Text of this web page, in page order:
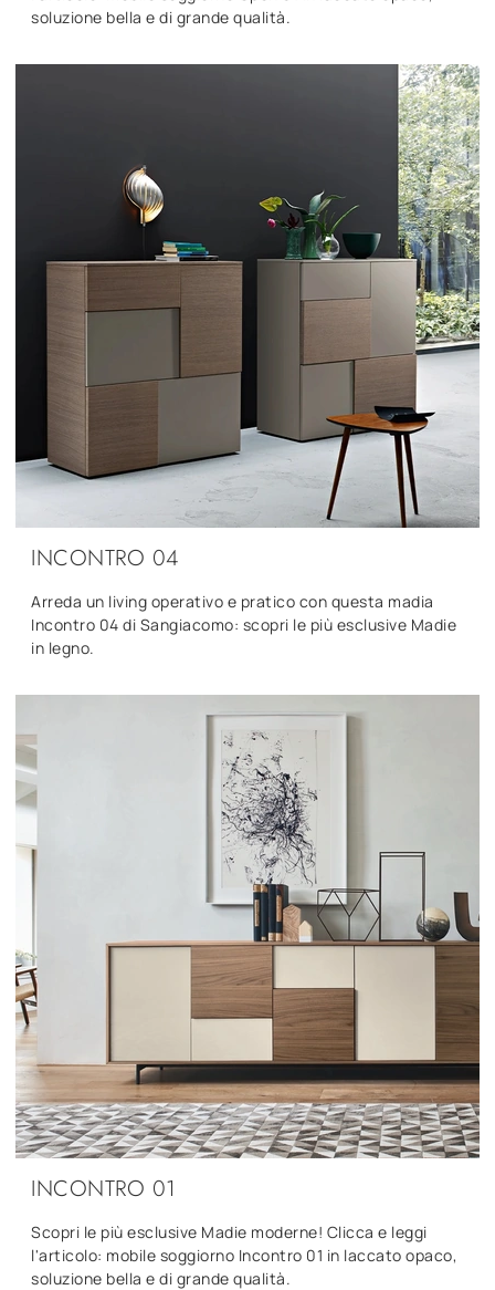
soluzione bella e di grande qualità.
INCONTRO 04
Arreda un living operativo e pratico con questa madia
Incontro 04 di Sangiacomo: scopri le più esclusive Madie
in legno.
INCONTRO 01
Scopri le più esclusive Madie moderne! Clicca e leggi
l'articolo: mobile soggiorno Incontro 01 in laccato opaco,
soluzione bella e di grande qualità.